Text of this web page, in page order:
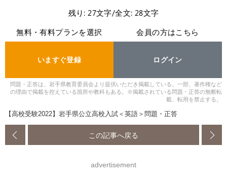
残り: 27文字/全文: 28文字
無料・有料プランを選択
いますぐ登録
会員の方はこちら
ログイン
問題・正答は、岩手県教育委員会より提供いただき掲載している。一部、著作権など
の理由で掲載を控えている箇所や教科もある。※掲載されている問題・正答の無断転
載、転用を禁止する。
【高校受験2022】岩手県公立高校入試＜英語＞問題・正答
この記事へ戻る
advertisement